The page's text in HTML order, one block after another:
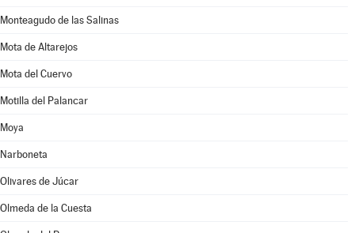
Monteagudo de las Salinas
Mota de Altarejos
Mota del Cuervo
Motilla del Palancar
Moya
Narboneta
Olivares de Júcar
Olmeda de la Cuesta